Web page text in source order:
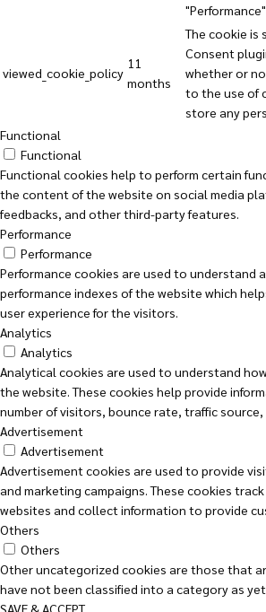
viewed_cookie_policy
11
months
The cookie is
Consent
whether or
to the use of
store any
Functional
Functional
Functional cookies help to perform certain
the content of the website on social media
feedbacks, and other third-party features.
Performance
Performance
Performance cookies are used to understand
performance indexes of the website which
user experience for the visitors.
Analytics
Analytics
Analytical cookies are used to understand
the website. These cookies help provide
number of visitors, bounce rate, traffic source,
Advertisement
Advertisement
Advertisement cookies are used to provide
and marketing campaigns. These cookies
websites and collect information to provide
Others
Others
Other uncategorized cookies are those that
have not been classified into a category as
SAVE & ACCEPT